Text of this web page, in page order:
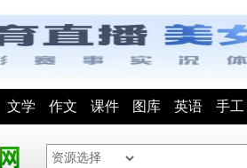
文学 作文 课件 图库 英语 手工